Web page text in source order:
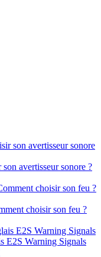
avertisseur sonore ?
choisir son feu ?
E2S Warning Signals